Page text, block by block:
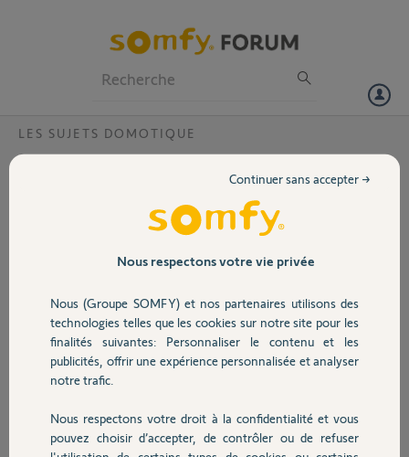
Volet
Sécurité
Domotique
Chauffage
LES SUJETS DOMOTIQUE
Bornier d'alimentation visiophone V500
Bonjour,
En changeant mon
visiophone de place et en
l'alimentation la
d'alimentation s'est
cassée.
Pourriez vous me dire
intempestivement?
Est ce possible de le réparer sous garantie?
Nous respectons votre vie privée
Nous (Groupe SOMFY) et nos partenaires utilisons des
technologies telles que les cookies sur notre site pour les
finalités suivantes: Personnaliser le contenu et les
publicités, offrir une expérience personnalisée et analyser
notre trafic.
Nous respectons votre droit à la confidentialité et vous
pouvez choisir d’accepter, de contrôler ou de refuser
Continuer sans accepter →